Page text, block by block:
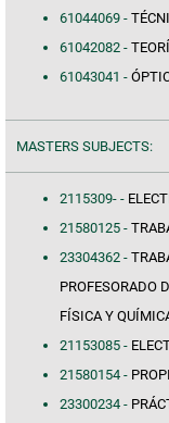
61044069 -
61042082 -
61043041 -
MASTERS SUBJECTS:
2115309- -
21580125 -
23304362 -
PROFESORADO
FÍSICA Y
21153085 -
21580154 -
23300234 -